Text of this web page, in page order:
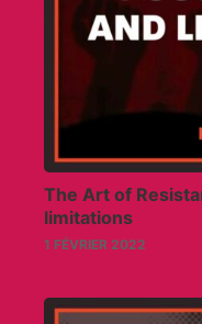
The Art of
limitations
1 FÉVRIER 2022